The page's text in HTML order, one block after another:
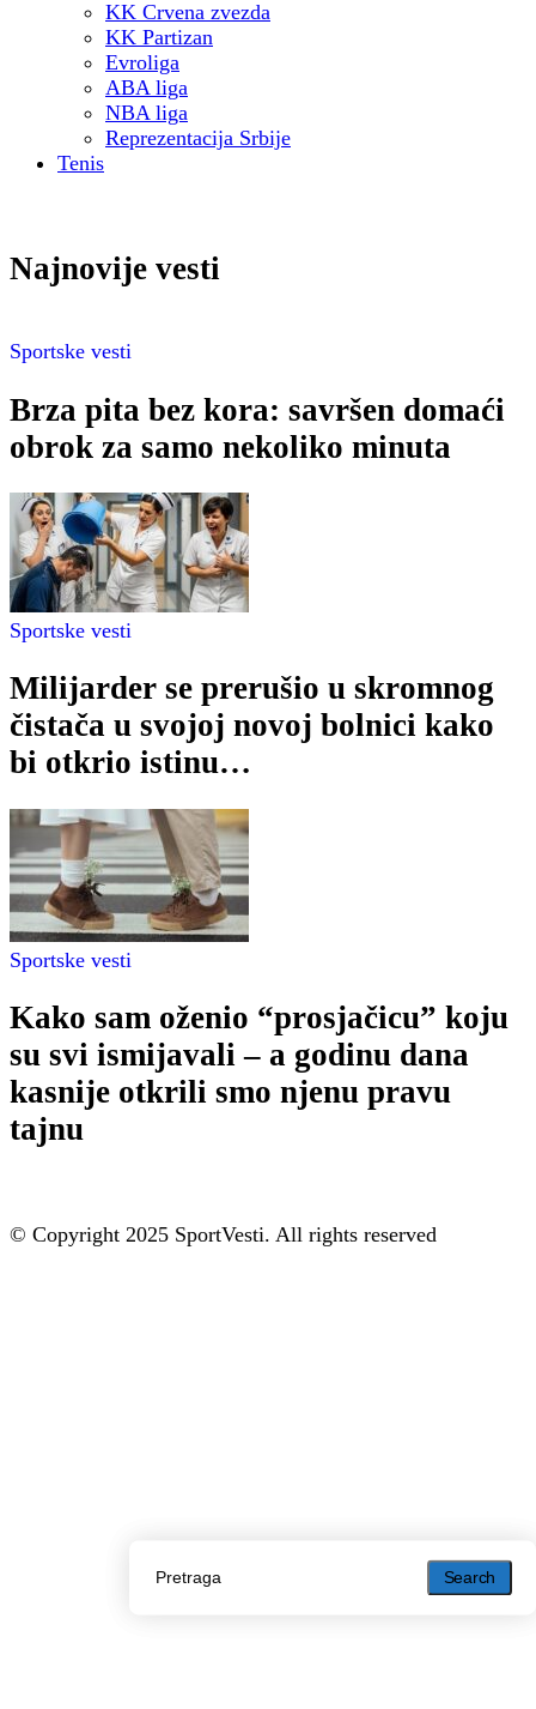
Search
Search
KK Crvena zvezda
KK Partizan
Evroliga
ABA liga
NBA liga
Reprezentacija Srbije
Tenis
Najnovije vesti
Sportske vesti
Brza pita bez kora: savršen domaći
obrok za samo nekoliko minuta
Sportske vesti
Milijarder se prerušio u skromnog
čistača u svojoj novoj bolnici kako
bi otkrio istinu…
Sportske vesti
Kako sam oženio “prosjačicu” koju
su svi ismijavali – a godinu dana
kasnije otkrili smo njenu pravu
tajnu
© Copyright 2025 SportVesti. All rights reserved